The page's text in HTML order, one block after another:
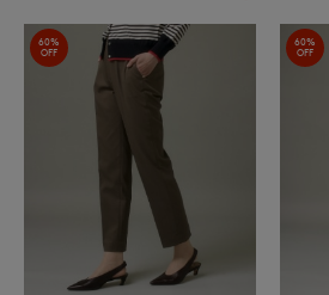
60%
OFF
60%
OFF